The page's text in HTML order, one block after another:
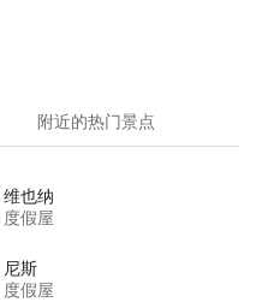
附近的热门景点
维也纳
度假屋
尼斯
度假屋